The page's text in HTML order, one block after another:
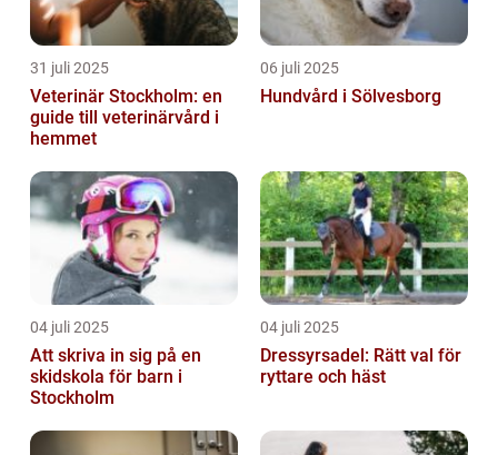
31 juli 2025
Veterinär Stockholm: en
guide till veterinärvård i
hemmet
06 juli 2025
Hundvård i Sölvesborg
04 juli 2025
Att skriva in sig på en
skidskola för barn i
Stockholm
04 juli 2025
Dressyrsadel: Rätt val för
ryttare och häst